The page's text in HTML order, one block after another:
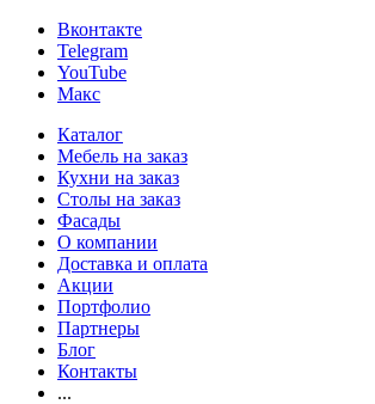
Вконтакте
Telegram
YouTube
Макс
Каталог
Мебель на заказ
Кухни на заказ
Столы на заказ
Фасады
О компании
Доставка и оплата
Акции
Портфолио
Партнеры
Блог
Контакты
...